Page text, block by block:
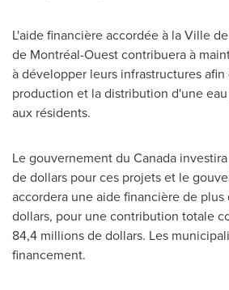
L'aide financière accordée à la Ville
de Montréal-Ouest contribuera à
à développer leurs infrastructures afin
production et la distribution d'une
aux résidents.
Le gouvernement du Canada
de dollars pour ces projets et le
accordera une aide financière de
dollars, pour une contribution totale
84,4 millions de dollars. Les
financement.